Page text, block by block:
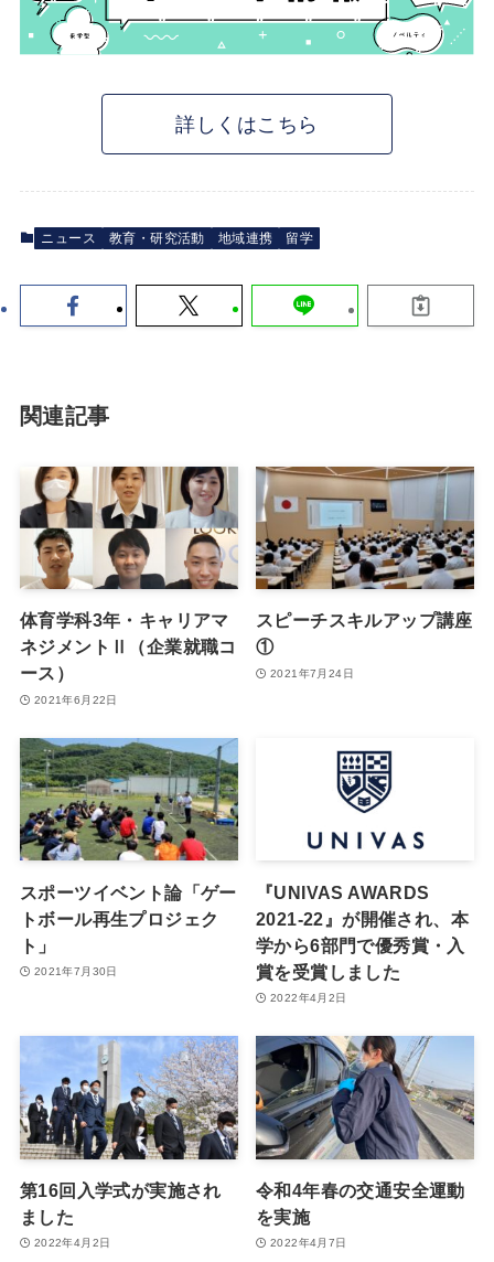
詳しくはこちら
ニュース 教育・研究活動 地域連携 留学
関連記事
体育学科3年・キャリアマ
ネジメントⅡ（企業就職コ
ース）
2021年6月22日
スピーチスキルアップ講座
①
2021年7月24日
スポーツイベント論「ゲー
トボール再生プロジェク
ト」
2021年7月30日
『UNIVAS AWARDS
2021-22』が開催され、本
学から6部門で優秀賞・入
賞を受賞しました
2022年4月2日
第16回入学式が実施され
ました
2022年4月2日
令和4年春の交通安全運動
を実施
2022年4月7日